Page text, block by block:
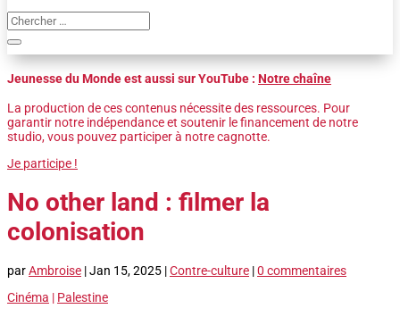
Jeunesse du Monde est aussi sur YouTube : Notre chaîne
La production de ces contenus nécessite des ressources. Pour
garantir notre indépendance et soutenir le financement de notre
studio, vous pouvez participer à notre cagnotte.
Je participe !
No other land : filmer la
colonisation
parAmbroise |Jan 15, 2025 |Contre-culture |0 commentaires
Cinéma | Palestine